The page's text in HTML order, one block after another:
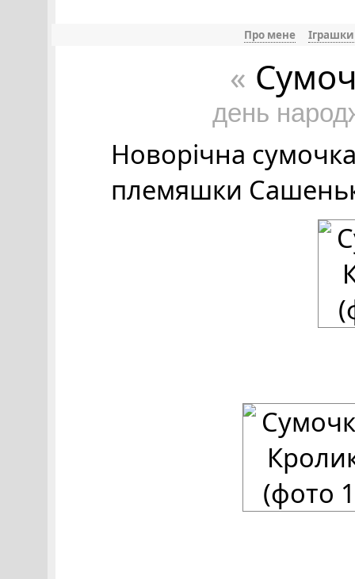
Про мене Іграшки
«
день
Новорічна
племяшки